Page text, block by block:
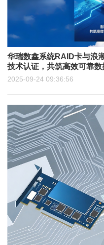
华瑞数鑫系统RAID卡与浪
技术认证，共筑高效可靠
2025-09-24 09:36:56